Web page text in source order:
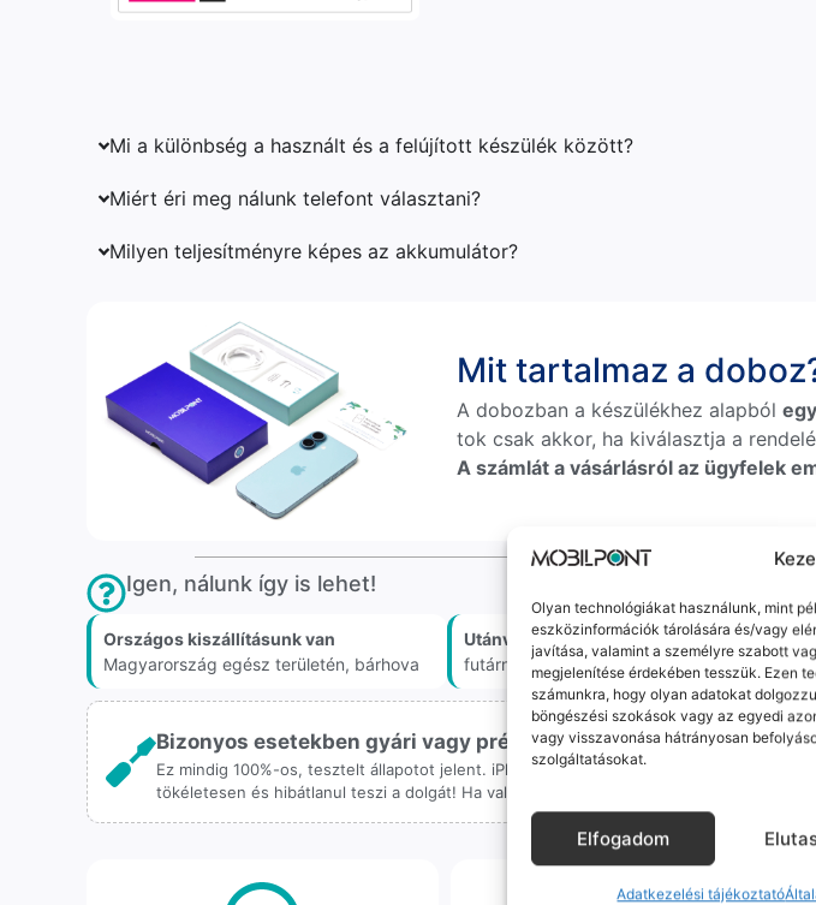
Olyan technológiákat használunk, mint
eszközinformációk tárolására és/vagy
javítása, valamint a személyre szabott
megjelenítése érdekében tesszük. Ezen
számunkra, hogy olyan adatokat
böngészési szokások vagy az egyedi
vagy visszavonása hátrányosan
szolgáltatásokat.
Elfogadom
Adatkezelési tájékoztató
Mi a különbség a használt és a felújított készülék között?
Miért éri meg nálunk telefont választani?
Milyen teljesítményre képes az akkumulátor?
Mit tartalmaz a
A dobozban a készülékhez alapból
tok csak akkor, ha kiválasztja a
A számlát a vásárlásról az ügyfelek
Igen, nálunk így is lehet!
Országos kiszállításunk van
Magyarország egész területén, bárhova
Utánvét akár készpénzbena GLS
futárnál, amikor megérkezik a csomagod
Bizonyos esetekben gyári vagy prémium minőségű
Ez mindig 100%-os, tesztelt állapotot jelent. iPhone-oknál előfordulhat az
tökéletesen és hibátlanul teszi a dolgát! Ha valahol (pl. Samsung S-széria) a gyárinál